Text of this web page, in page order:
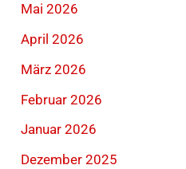
Mai 2026
April 2026
März 2026
Februar 2026
Januar 2026
Dezember 2025